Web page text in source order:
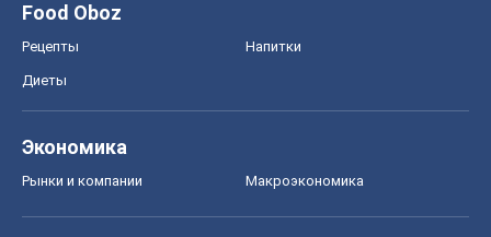
Food Oboz
Рецепты Напитки
Диеты
Экономика
Рынки и компании Mакроэкономика